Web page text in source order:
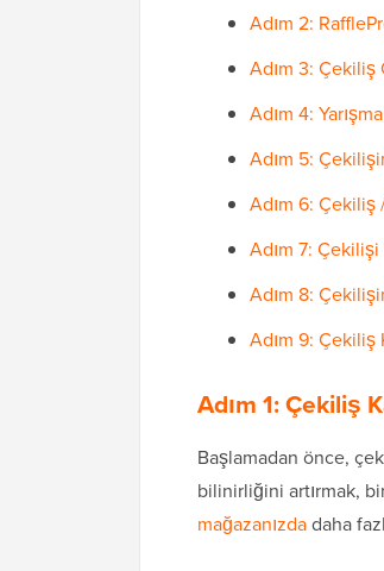
Adım 2:
Adım 3: Çekiliş
Adım 4:
Adım 5:
Adım 6: Çekiliş /
Adım 7:
Adım 8:
Adım 9: Çekiliş
Adım 1: Çekiliş
Başlamadan önce,
bilinirliğini artırmak,
mağazanızdadaha